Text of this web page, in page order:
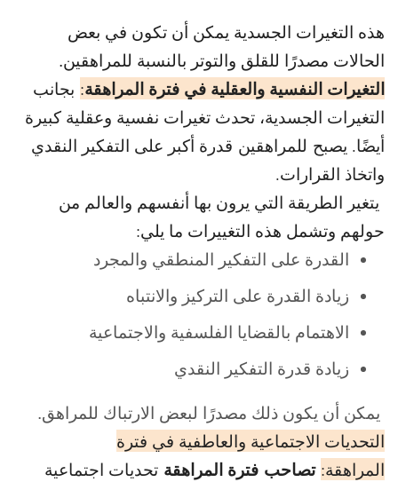
هذه التغيرات الجسدية يمكن أن تكون في بعض
الحالات مصدرًا للقلق والتوتر بالنسبة للمراهقين.
التغيرات النفسية والعقلية في فترة المراهقة: بجانب
التغيرات الجسدية، تحدث تغيرات نفسية وعقلية كبيرة
أيضًا. يصبح للمراهقين قدرة أكبر على التفكير النقدي
واتخاذ القرارات.
يتغير الطريقة التي يرون بها أنفسهم والعالم من
حولهم وتشمل هذه التغييرات ما يلي:
القدرة على التفكير المنطقي والمجرد
زيادة القدرة على التركيز والانتباه
الاهتمام بالقضايا الفلسفية والاجتماعية
زيادة قدرة التفكير النقدي
يمكن أن يكون ذلك مصدرًا لبعض الارتباك للمراهق.
التحديات الاجتماعية والعاطفية في فترة
المراهقة: تصاحب فترة المراهقة تحديات اجتماعية